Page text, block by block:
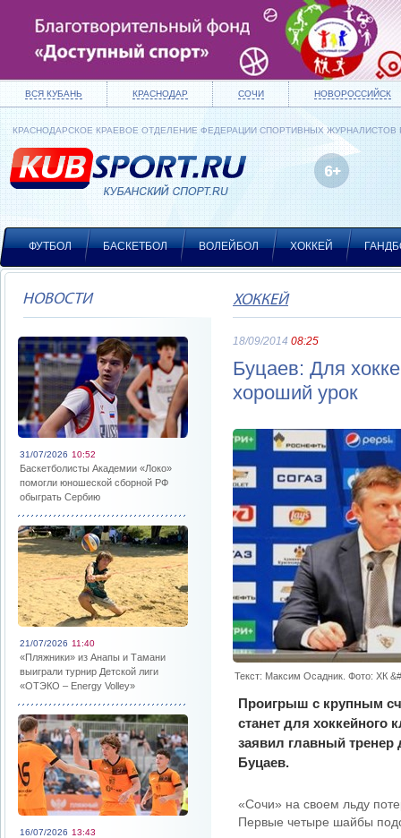
ВСЯ КУБАНЬ КРАСНОДАР СОЧИ НОВОРОССИЙСК
КРАСНОДАРСКОЕ КРАЕВОЕ ОТДЕЛЕНИЕ ФЕДЕРАЦИИ СПОРТИВНЫХ ЖУРНАЛИСТОВ
ФУТБОЛ БАСКЕТБОЛ ВОЛЕЙБОЛ ХОККЕЙ
НОВОСТИ
31/07/2026 10:52
Баскетболисты Академии «Локо»
помогли юношеской сборной РФ
обыграть Сербию
21/07/2026 11:40
«Пляжники» из Анапы и Тамани
выиграли турнир Детской лиги
«ОТЭКО – Energy Volley»
16/07/2026 13:43
ХОККЕЙ
18/09/2014 08:25
Буцаев: Для
хороший урок
Текст: Максим Осадник. Фото: ХК
Проигрыш с крупным
станет для хоккейного
заявил главный
Буцаев.
«Сочи» на своем льду
Первые четыре шайбы